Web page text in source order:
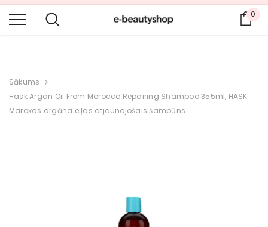
VĒL VAIRĀK PRODUKTU UN PLAŠĀKA IZVĒLE ANGĻU UN KRIEVU
VALODĀ.
0
Sākums
Hask Argan Oil From Morocco Repairing Shampoo 355ml, HASK
Marokas argāna eļļas atjaunojošais šampūns